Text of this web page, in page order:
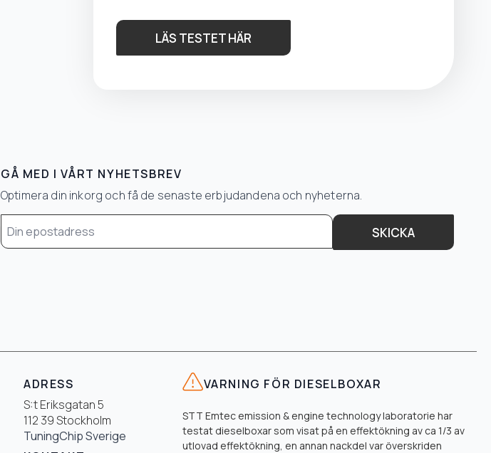
LÄS TESTET HÄR
GÅ MED I VÅRT NYHETSBREV
Optimera din inkorg och få de senaste erbjudandena och nyheterna.
Email
* SKICKA
ADRESS
S:t Eriksgatan 5
112 39 Stockholm
TuningChip Sverige
VARNING FÖR DIESELBOXAR
STT Emtec emission & engine technology laboratorie har
testat dieselboxar som visat på en effektökning av ca 1/3 av
utlovad effektökning, en annan nackdel var överskriden